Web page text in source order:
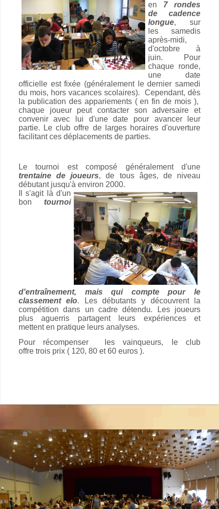
en 7 rondes
de cadence
longue, sur
les samedis
après-midi,
d'octobre à
juin. Pour
chaque ronde,
une date
officielle est fixée (généralement le dernier samedi
du mois, hors vacances scolaires). Cependant, dès
la publication des appariements ( en fin de mois ),
chaque joueur peut contacter son adversaire et
convenir avec lui d'une date pour avancer leur
partie. Le club offre de larges horaires d'ouverture
facilitant ces déplacements de parties.
Le tournoi est composé généralement d'une
trentaine de joueurs, de tous âges, de niveau
débutant jusqu'à environ 2000.
Il s'agit là d'un
bon tournoi
d'entraînement, mais qui compte pour le
classement elo. Les débutants y découvrent la
compétition dans un cadre détendu. Les joueurs
plus aguerris partagent leurs expériences et
mettent en pratique leurs analyses.
Pour récompenser les vainqueurs, le club
offre trois prix ( 120, 80 et 60 euros ).